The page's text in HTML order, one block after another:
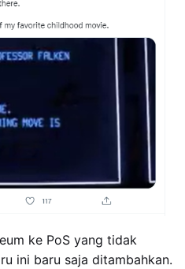
ke PoS yang tidak
ini baru saja ditambahkan.